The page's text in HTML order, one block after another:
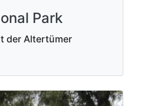
Park
der Altertümer